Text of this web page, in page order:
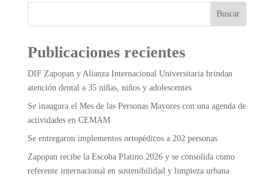
Buscar
Publicaciones recientes
DIF Zapopan y Alianza Internacional Universitaria brindan
atención dental a 35 niñas, niños y adolescentes
Se inaugura el Mes de las Personas Mayores con una agenda de
actividades en CEMAM
Se entregaron implementos ortopédicos a 202 personas
Zapopan recibe la Escoba Platino 2026 y se consolida como
referente internacional en sostenibilidad y limpieza urbana